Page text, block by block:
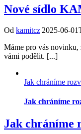
Nové sídlo
Od kamitcz|2025-06-
Máme pro vás novinku,
vámi podělit. [...]
Jak chráníme
Jak chráníme
Jak chráníme